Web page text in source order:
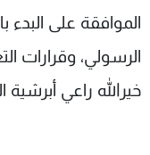
الموافقة على البدء
الرسولي، وقرارات
خيرالله راعي أبرشية